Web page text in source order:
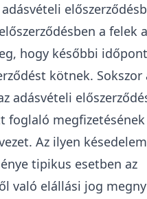
a felek
hogy későbbi
kötnek. Sokszor
adásvételi
foglaló megfizetésének
Az ilyen késedelem
tipikus esetben az
való elállási jog